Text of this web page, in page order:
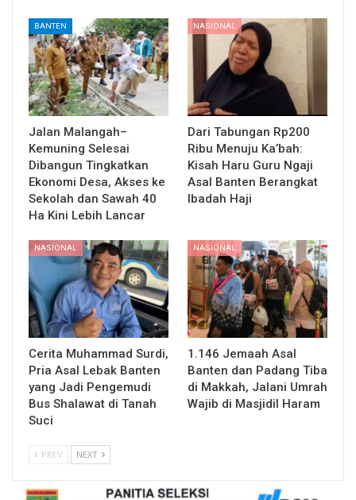
BANTEN
Jalan Malangah–
Kemuning Selesai
Dibangun Tingkatkan
Ekonomi Desa, Akses ke
Sekolah dan Sawah 40
Ha Kini Lebih Lancar
NASIONAL
Dari Tabungan Rp200
Ribu Menuju Ka’bah:
Kisah Haru Guru Ngaji
Asal Banten Berangkat
Ibadah Haji
NASIONAL
Cerita Muhammad Surdi,
Pria Asal Lebak Banten
yang Jadi Pengemudi
Bus Shalawat di Tanah
Suci
NASIONAL
1.146 Jemaah Asal
Banten dan Padang Tiba
di Makkah, Jalani Umrah
Wajib di Masjidil Haram
PREV NEXT